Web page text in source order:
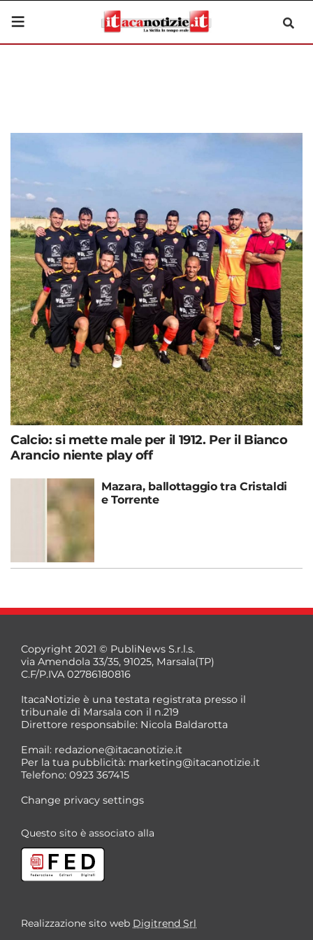
Calcio: si mette male per il 1912. Per il Bianco
Arancio niente play off
Mazara, ballottaggio tra Cristaldi
e Torrente
Copyright 2021 © PubliNews S.r.l.s.
via Amendola 33/35, 91025, Marsala(TP)
C.F/P.IVA 02786180816
ItacaNotizie è una testata registrata presso il
tribunale di Marsala con il n.219
Direttore responsabile: Nicola Baldarotta
Email: redazione@itacanotizie.it
Per la tua pubblicità: marketing@itacanotizie.it
Telefono: 0923 367415
Change privacy settings
Questo sito è associato alla
Realizzazione sito web Digitrend Srl